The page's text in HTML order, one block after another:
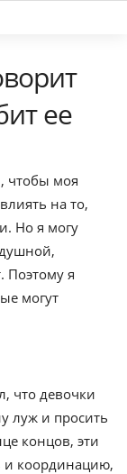
ее
чтобы моя
на то,
Но я могу
Поэтому я
могут
что девочки
луж и просить
концов, эти
и координацию,